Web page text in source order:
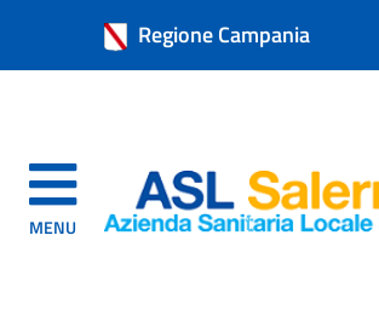
Regione Campania
MENU